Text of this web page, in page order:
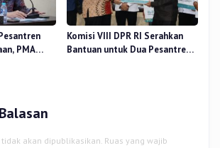
PMA
Komisi VIII DPR RI Serahkan
Bantuan untuk Dua Pesantren
akan dipublikasikan. Ruas yang wajib